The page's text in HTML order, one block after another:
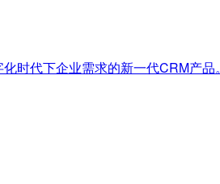
时代下企业需求的新一代CRM产品。